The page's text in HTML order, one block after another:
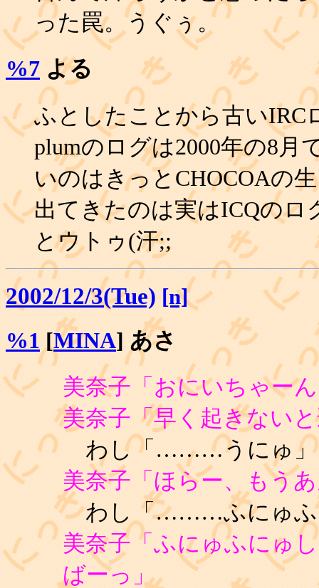
った罠。うぐぅ。
%7 よる
ふとしたことから古いIRC
plumのログは2000年の8月
いのはきっとCHOCOAの
出てきたのは実はICQのロ
とウトゥ(汗;;
2002/12/3(Tue) [n]
%1 [MINA] あさ
美奈子「おにいちゃー
美奈子「早く起きない
わし「………うにゅ」
美奈子「ほらー、もう
わし「………ふにゅふ
美奈子「ふにゅふにゅ
ばーっ」